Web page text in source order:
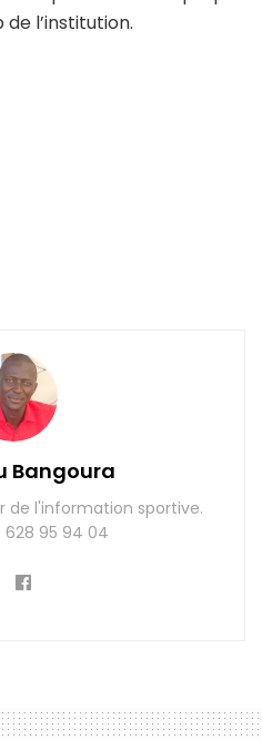
l’institution.
Bangoura
de l'information sportive.
95 94 04